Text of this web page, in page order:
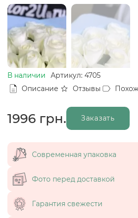
В наличии
Артикул: 4705
Описание
Отзывы
1996 грн. Заказать
Современная упаковка
Фото перед доставкой
Гарантия свежести